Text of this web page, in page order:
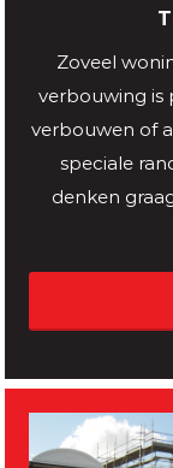
Zoveel
verbouwing is
verbouwen of
speciale
denken